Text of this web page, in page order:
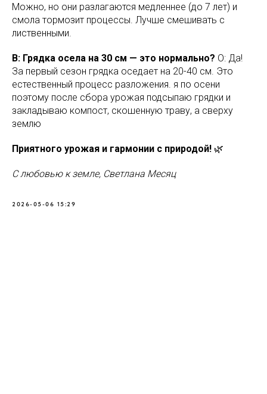
Можно, но они разлагаются медленнее (до 7 лет) и
смола тормозит процессы. Лучше смешивать с
лиственными.
В: Грядка осела на 30 см — это нормально? О: Да!
За первый сезон грядка оседает на 20-40 см. Это
естественный процесс разложения. я по осени
поэтому после сбора урожая подсыпаю грядки и
закладываю компост, скошенную траву, а сверху
землю
Приятного урожая и гармонии с природой! 🌿
С любовью к земле, Светлана Месяц
2026-05-06 15:29